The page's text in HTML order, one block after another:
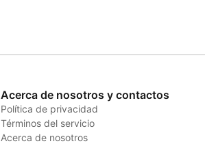
Acerca de nosotros y contactos
Política de privacidad
Términos del servicio
Acerca de nosotros